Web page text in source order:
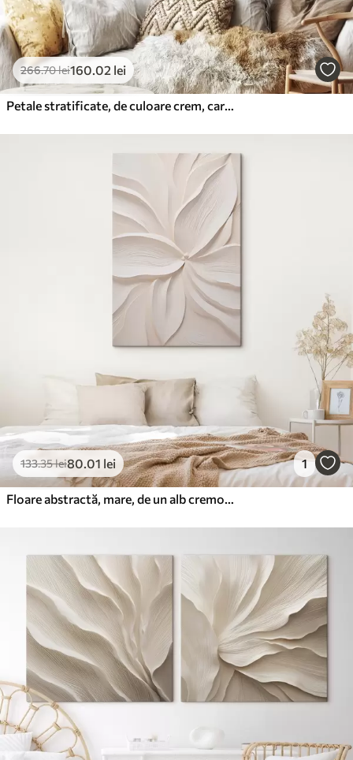
266.70lei160.02 lei
Petale stratificate, de culoare crem, care formează motive florale abstracte, artă texturată
133.35lei80.01 lei 1
Floare abstractă, mare, de un alb cremos, cu petale delicate, dispuse în straturi